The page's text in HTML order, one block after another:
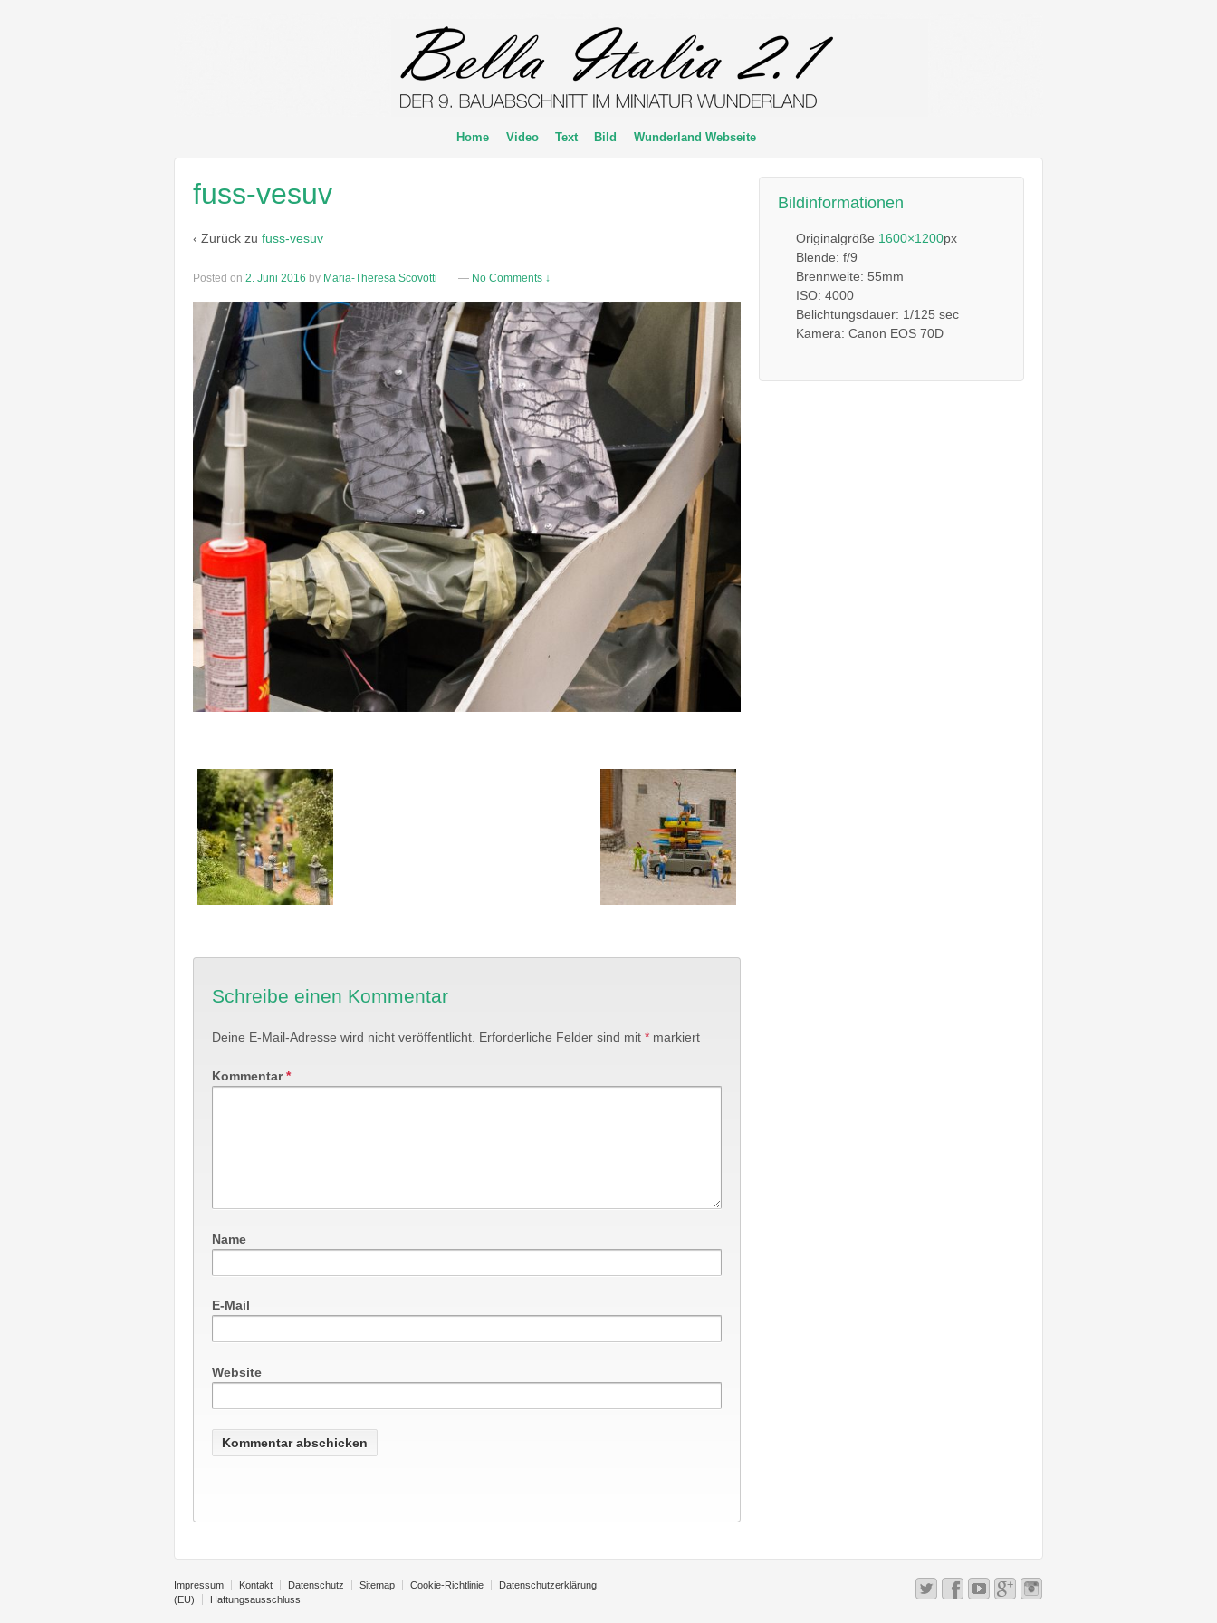
Home Video Text Bild Wunderland Webseite
fuss-vesuv
‹ Zurück zu fuss-vesuv
Posted on 2. Juni 2016 by Maria-Theresa Scovotti — No Comments ↓
Schreibe einen Kommentar
Deine E-Mail-Adresse wird nicht veröffentlicht. Erforderliche Felder sind mit * markiert
Kommentar*
Name
E-Mail
Website
Bildinformationen
Originalgröße 1600×1200px
Blende: f/9
Brennweite: 55mm
ISO: 4000
Belichtungsdauer: 1/125 sec
Kamera: Canon EOS 70D
Impressum Kontakt Datenschutz Sitemap Cookie-Richtlinie
Datenschutzerklärung
(EU)
Haftungsausschluss